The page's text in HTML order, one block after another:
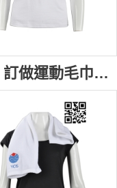
A154 訂做運動毛巾款式 設計LOGO毛巾款式 超細纖維 自訂毛巾款式 毛巾中心 #30*70cm